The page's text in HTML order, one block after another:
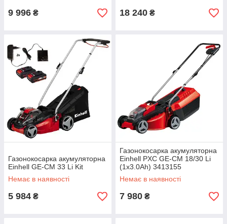
9 996 ₴ 18 240 ₴
Газонокосарка акумуляторна
Einhell GE-CM 33 Li Kit
Немає в наявності
5 984 ₴
Газонокосарка акумуляторна
Einhell PXC GE-CM 18/30 Li
(1x3.0Ah) 3413155
Немає в наявності
7 980 ₴